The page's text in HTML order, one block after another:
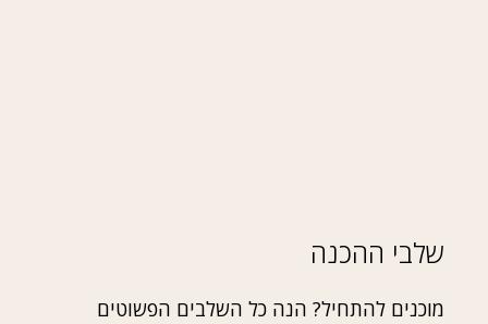
שלבי ההכנה
מוכנים להתחיל? הנה כל השלבים הפשוטים